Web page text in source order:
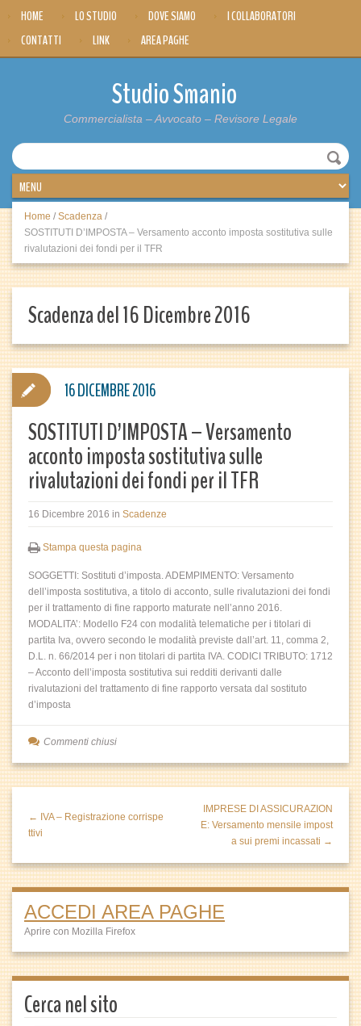
HOME LO STUDIO DOVE SIAMO
I COLLABORATORI
CONTATTI
LINK AREA PAGHE
Studio Smanio
Commercialista – Avvocato – Revisore Legale
Home / Scadenza /
SOSTITUTI D’IMPOSTA – Versamento acconto imposta sostitutiva sulle
rivalutazioni dei fondi per il TFR
Scadenza del 16 Dicembre 2016
SOSTITUTI D’IMPOSTA – Versamento
acconto imposta sostitutiva sulle
rivalutazioni dei fondi per il TFR
16 Dicembre 2016 in Scadenze
Stampa questa pagina
SOGGETTI: Sostituti d’imposta. ADEMPIMENTO: Versamento
dell’imposta sostitutiva, a titolo di acconto, sulle rivalutazioni dei fondi
per il trattamento di fine rapporto maturate nell’anno 2016.
MODALITA’: Modello F24 con modalità telematiche per i titolari di
partita Iva, ovvero secondo le modalità previste dall’art. 11, comma 2,
D.L. n. 66/2014 per i non titolari di partita IVA. CODICI TRIBUTO: 1712
– Acconto dell’imposta sostitutiva sui redditi derivanti dalle
rivalutazioni del trattamento di fine rapporto versata dal sostituto
d’imposta
16 DICEMBRE 2016
Commenti chiusi
← IVA – Registrazione corrispe
ttivi
IMPRESE DI ASSICURAZION
E: Versamento mensile impost
a sui premi incassati →
ACCEDI AREA PAGHE
Aprire con Mozilla Firefox
Cerca nel sito